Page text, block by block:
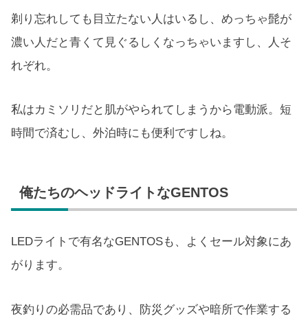
剃り忘れしても目立たない人はいるし、めっちゃ髭が
濃い人だと青くて見ぐるしくなっちゃいますし、人そ
れぞれ。
私はカミソリだと肌がやられてしまうから電動派。短
時間で済むし、外泊時にも便利ですしね。
俺たちのヘッドライトなGENTOS
LEDライトで有名なGENTOSも、よくセール対象にあ
がります。
夜釣りの必需品であり、防災グッズや暗所で作業する